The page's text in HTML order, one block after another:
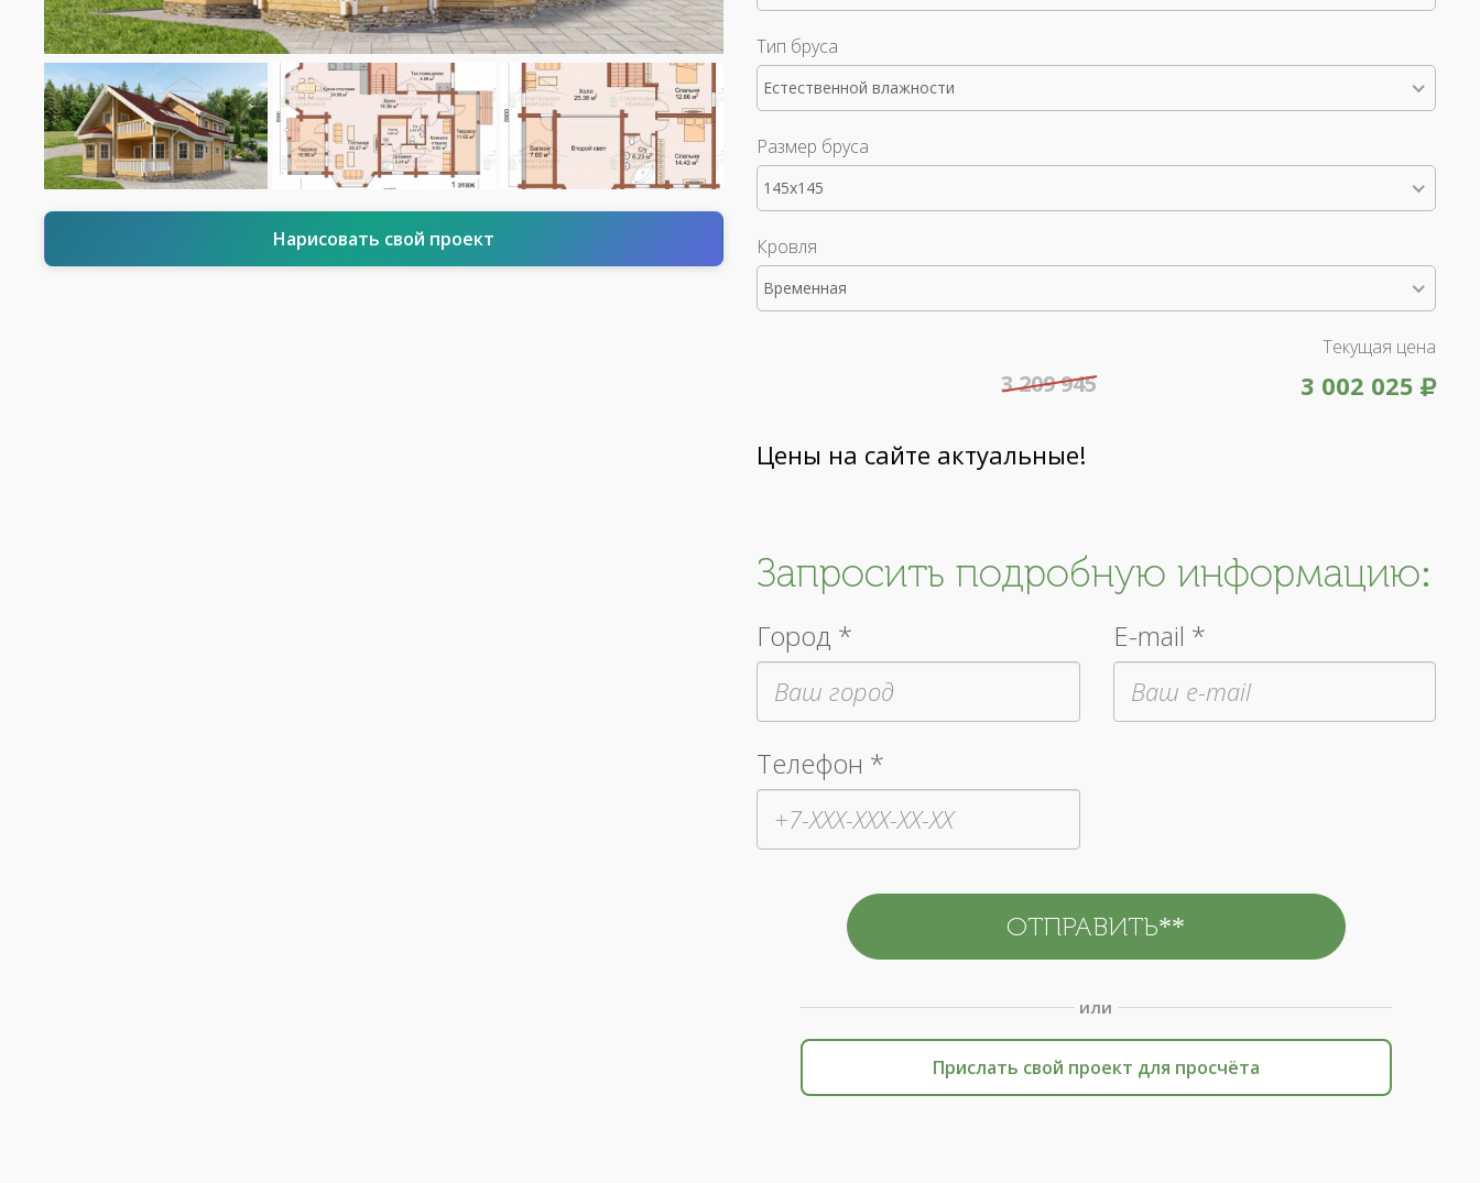
Нарисовать свой проект
Тип бруса
Естественной влажности
Размер бруса
145x145
Кровля
Временная
Текущая цена
3 002 025
3 209 945
Цены на сайте актуальные!
Запросить подробную информацию:
Город * E-mail *
Телефон *
или
Прислать свой проект для просчёта